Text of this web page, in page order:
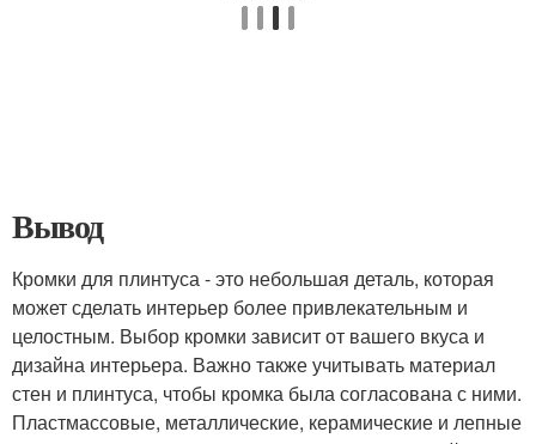
Вывод
Кромки для плинтуса - это небольшая деталь, которая
может сделать интерьер более привлекательным и
целостным. Выбор кромки зависит от вашего вкуса и
дизайна интерьера. Важно также учитывать материал
стен и плинтуса, чтобы кромка была согласована с ними.
Пластмассовые, металлические, керамические и лепные